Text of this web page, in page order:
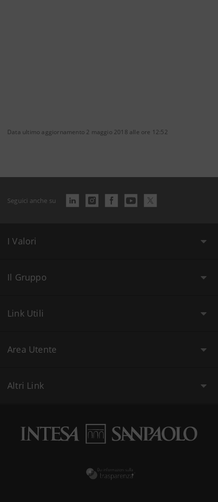
Data ultimo aggiornamento 2 maggio 2018 alle ore 12:52
Seguici anche su
I Valori
Il Gruppo
Link Utili
Area Utente
Altri Link